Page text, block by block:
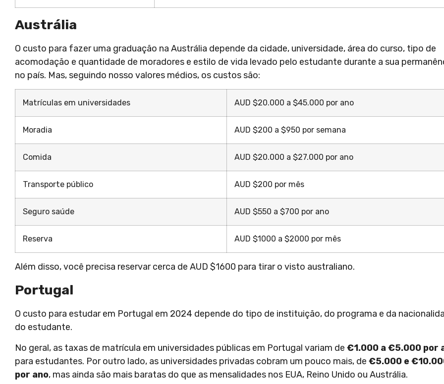
Austrália
O custo para fazer uma graduação na Austrália depende da cidade, universidade, área do curso, tipo de
acomodação e quantidade de moradores e estilo de vida levado pelo estudante durante a sua
no país. Mas, seguindo nosso valores médios, os custos são:
Matrículas em universidades AUD $20.000 a $45.000 por ano
Moradia AUD $200 a $950 por semana
Comida AUD $20.000 a $27.000 por ano
Transporte público AUD $200 por mês
Seguro saúde AUD $550 a $700 por ano
Reserva AUD $1000 a $2000 por mês
Além disso, você precisa reservar cerca de AUD $1600 para tirar o visto australiano.
Portugal
O custo para estudar em Portugal em 2024 depende do tipo de instituição, do programa e da
do estudante.
No geral, as taxas de matrícula em universidades públicas em Portugal variam de €1.000 a €5.000 por
para estudantes. Por outro lado, as universidades privadas cobram um pouco mais, de €5.000 e
por ano, mas ainda são mais baratas do que as mensalidades nos EUA, Reino Unido ou Austrália.